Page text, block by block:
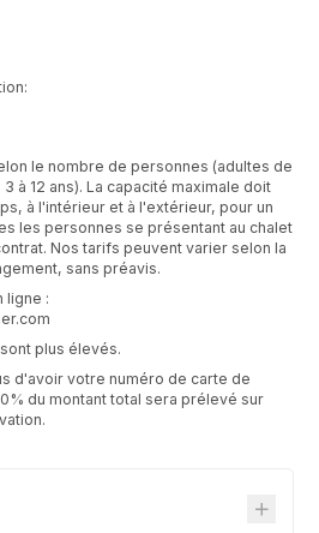
le nombre de personnes (adultes de
à 12 ans). La capacité maximale doit
à l'intérieur et à l'extérieur, pour un
les personnes se présentant au chalet
Nos tarifs peuvent varier selon la
sans préavis.
ligne :
plus élevés.
d'avoir votre numéro de carte de
du montant total sera prélevé sur